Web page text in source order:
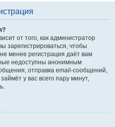
от того, как администратор
зарегистрироваться, чтобы
менее регистрация даёт вам
недоступны анонимным
отправка email-сообщений,
у вас всего пару минут,